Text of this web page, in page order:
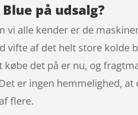
på udsalg?
vi alle kender er de
vifte af det helt store kolde
det på er nu, og
er ingen hemmelighed, at
flere.